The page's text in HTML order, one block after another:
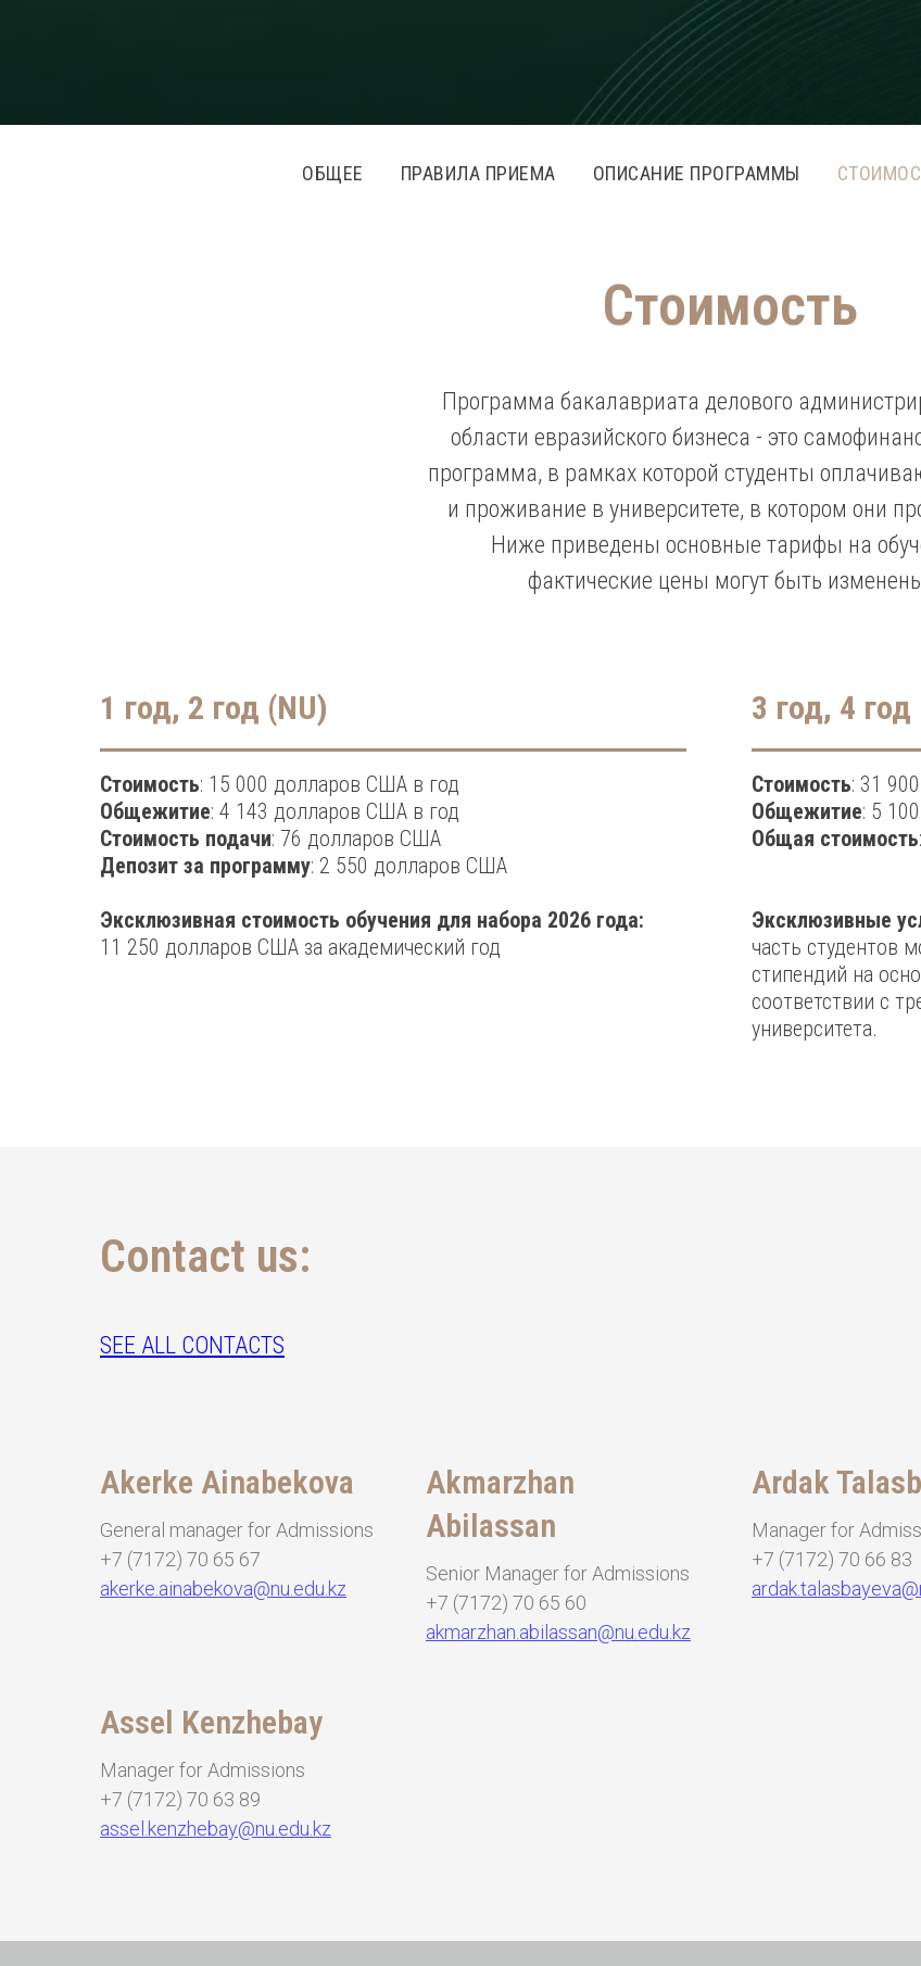
ОБЩЕЕ ПРАВИЛА ПРИЕМА ОПИСАНИЕ ПРОГРАММЫ
Стоимость
Программа бакалавриата делового
области евразийского бизнеса - это
программа, в рамках которой студенты
и проживание в университете, в котором они
Ниже приведены основные тарифы на
фактические цены могут быть
1 год, 2 год (NU)
Стоимость: 15 000 долларов США в год
Общежитие: 4 143 долларов США в год
Стоимость подачи: 76 долларов США
Депозит за программу: 2 550 долларов США
Эксклюзивная стоимость обучения для набора 2026 года:
11 250 долларов США за академический год
3 год, 4 год
Стоимость: 31
Общежитие: 5
Общая стоимость
Эксклюзивные
часть студентов
стипендий на
соответствии с
университета.
Contact us:
SEE ALL CONTACTS
Akerke Ainabekova
General manager for Admissions
+7 (7172) 70 65 67
akerke.ainabekova@nu.edu.kz
Akmarzhan
Abilassan
Senior Manager for Admissions
+7 (7172) 70 65 60
akmarzhan.abilassan@nu.edu.kz
Ardak
Manager for
+7 (7172) 70 66 83
Assel Kenzhebay
Manager for Admissions
+7 (7172) 70 63 89
assel.kenzhebay@nu.edu.kz